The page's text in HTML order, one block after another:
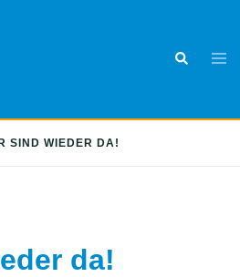
Search
SIND WIEDER DA!
da!